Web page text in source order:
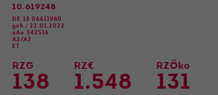
10.619248
DE 13 06611980
geb.: 22.01.2022
aAa 342516
A2/A2
ET
RZG
138
RZ€
1.548
RZÖko
131
Anbieter
Laufzeit
Cookie Einstellungen speichern
Externe Inhalte
Wir verwenden auf unserer Website externe
Inhalte, um Ihnen zusätzliche Informationen